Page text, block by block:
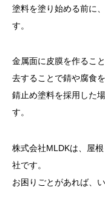
塗料を塗り始める前に
す。
金属面に皮膜を作るこ
去することで錆や腐食
錆止め塗料を採用した
す。
株式会社MLDKは、屋
社です。
お困りごとがあれば、